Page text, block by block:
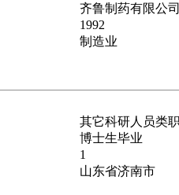
齐鲁制药有限公
1992
制造业
其它科研人员类
博士生毕业
1
山东省济南市